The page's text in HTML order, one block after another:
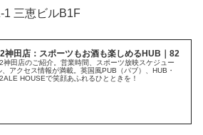
1 三恵ビルB1F
神田店：スポーツもお酒も楽しめるHUB｜82
神田店のご紹介。営業時間、スポーツ放映スケジュー
、アクセス情報が満載。英国風PUB（パブ）、HUB・
HOUSEで笑顔あふれるひとときを！